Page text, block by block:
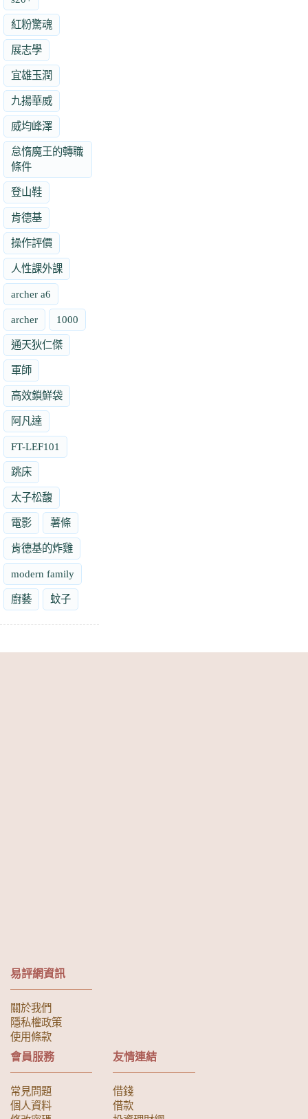
紅粉驚魂
展志學
宜雄玉潤
九揚華威
威均峰澤
怠惰魔王的轉職
條件
登山鞋
肯德基
操作評價
人性課外課
archer a6
archer 1000
通天狄仁傑
軍師
高效鎖鮮袋
阿凡達
FT-LEF101
跳床
太子松馥
電影 薯條
肯德基的炸雞
modern family
廚藝 蚊子
易評網資訊
關於我們
隱私權政策
使用條款
會員服務
常見問題
個人資料
友情連結
借錢
借款